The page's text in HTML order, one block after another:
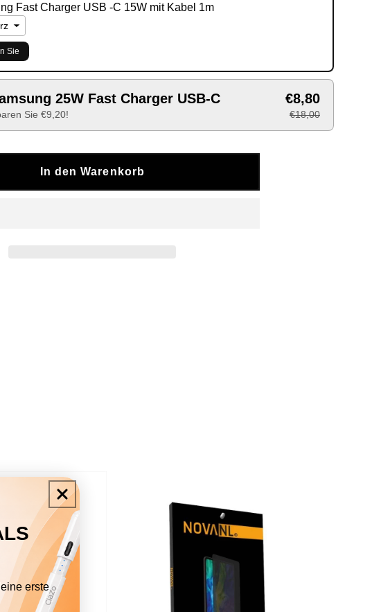
Fast Charger USB -C 15W mit Kabel 1m
Sie
25W Fast Charger USB-C
Sie €9,20!
€8,80
€18,00
In den Warenkorb
erste